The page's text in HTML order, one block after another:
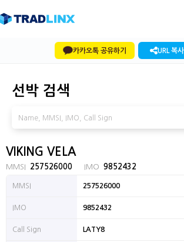
카카오톡 공유하기 URL 복사
선박 검색
VIKING VELA
MMSI 257526000 IMO 9852432
MMSI 257526000
IMO 9852432
Call Sign LATY8